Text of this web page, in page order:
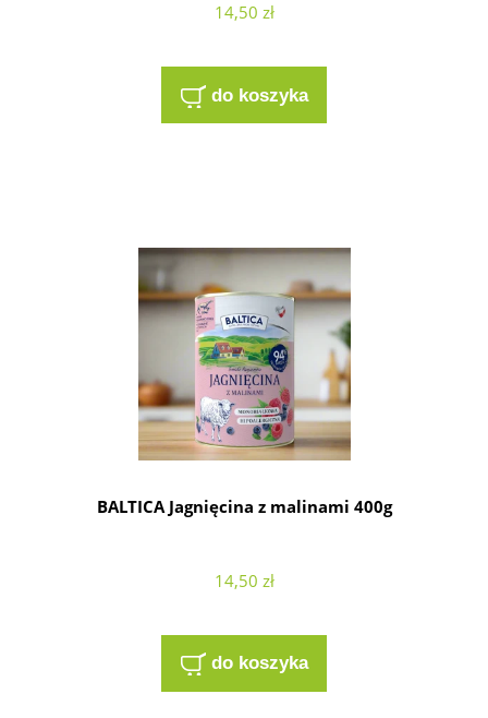
14,50 zł
do koszyka
BALTICA Jagnięcina z malinami 400g
14,50 zł
do koszyka